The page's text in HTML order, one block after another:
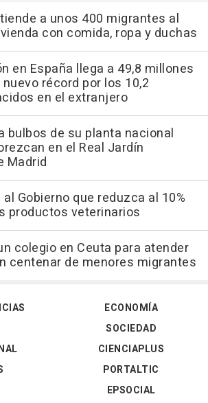
a unos 400 migrantes al
con comida, ropa y duchas
en España llega a 49,8 millones
récord por los 10,2
en el extranjero
bulbos de su planta nacional
en el Real Jardín
Madrid
Gobierno que reduzca al 10%
productos veterinarios
colegio en Ceuta para atender
centenar de menores migrantes
ECONOMÍA
SOCIEDAD
CIENCIAPLUS
PORTALTIC
EPSOCIAL